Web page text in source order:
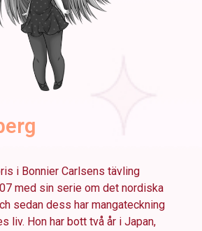
i Bonnier Carlsens tävling
med sin serie om det nordiska
sedan dess har mangateckning
liv. Hon har bott två år i Japan,